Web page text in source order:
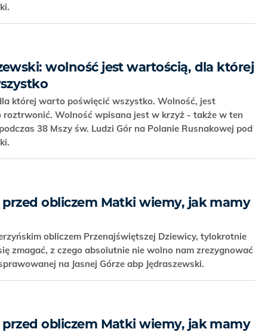
wolność jest wartością, dla której
której warto poświęcić wszystko. Wolność, jest
roztrwonić. Wolność wpisana jest w krzyż - także w ten
38 Mszy św. Ludzi Gór na Polanie Rusnakowej pod
obliczem Matki wiemy, jak mamy
obliczem Przenajświętszej Dziewicy, tylokrotnie
zmagać, z czego absolutnie nie wolno nam zrezygnować
na Jasnej Górze abp Jędraszewski.
obliczem Matki wiemy, jak mamy